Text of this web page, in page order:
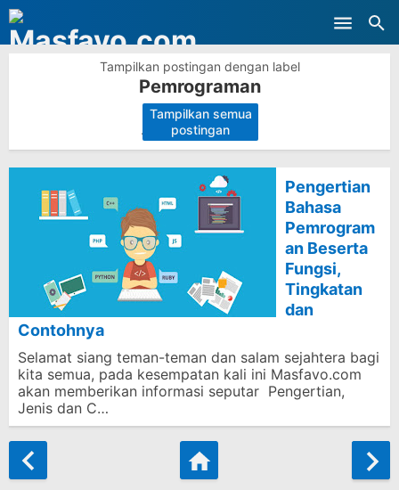
Tampilkan postingan dengan label
Pemrograman
.
Tampilkan semua
postingan
Pengertian
Bahasa
Pemrogram
an Beserta
Fungsi,
Tingkatan
dan
Contohnya
Selamat siang teman-teman dan salam sejahtera bagi
kita semua, pada kesempatan kali ini Masfavo.com
akan memberikan informasi seputar Pengertian,
Jenis dan C…